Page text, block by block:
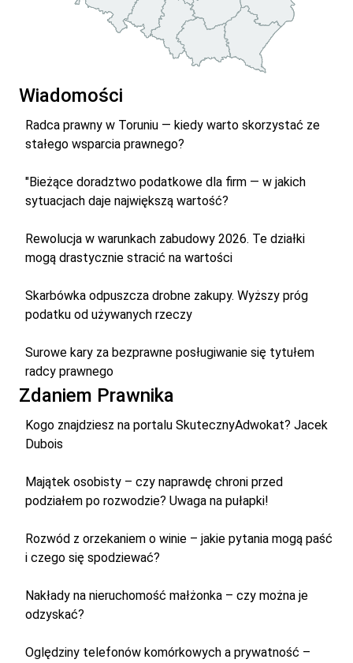
Wiadomości
Radca prawny w Toruniu — kiedy warto skorzystać ze
stałego wsparcia prawnego?
"Bieżące doradztwo podatkowe dla firm — w jakich
sytuacjach daje największą wartość?
Rewolucja w warunkach zabudowy 2026. Te działki
mogą drastycznie stracić na wartości
Skarbówka odpuszcza drobne zakupy. Wyższy próg
podatku od używanych rzeczy
Surowe kary za bezprawne posługiwanie się tytułem
radcy prawnego
Zdaniem Prawnika
Kogo znajdziesz na portalu SkutecznyAdwokat? Jacek
Dubois
Majątek osobisty – czy naprawdę chroni przed
podziałem po rozwodzie? Uwaga na pułapki!
Rozwód z orzekaniem o winie – jakie pytania mogą paść
i czego się spodziewać?
Nakłady na nieruchomość małżonka – czy można je
odzyskać?
Oględziny telefonów komórkowych a prywatność –